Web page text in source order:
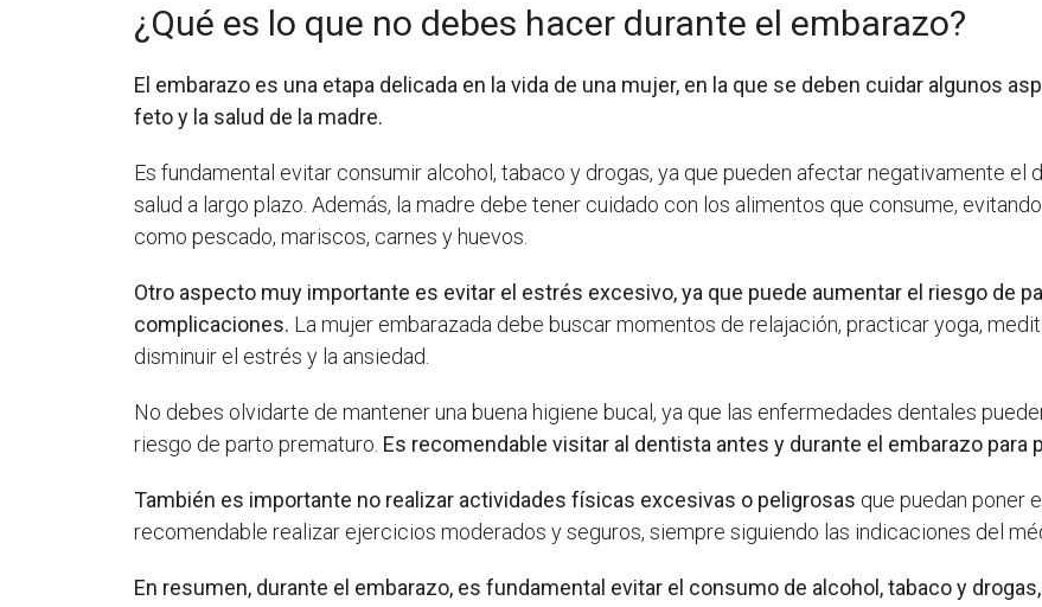
¿Qué es lo que no debes hacer durante el embarazo?
El embarazo es una etapa delicada en la vida de una mujer, en la que se deben cuidar algunos
feto y la salud de la madre.
Es fundamental evitar consumir alcohol, tabaco y drogas, ya que pueden afectar negativamente el
salud a largo plazo. Además, la madre debe tener cuidado con los alimentos que consume,
como pescado, mariscos, carnes y huevos.
Otro aspecto muy importante es evitar el estrés excesivo, ya que puede aumentar el riesgo de
complicaciones. La mujer embarazada debe buscar momentos de relajación, practicar yoga,
disminuir el estrés y la ansiedad.
No debes olvidarte de mantener una buena higiene bucal, ya que las enfermedades dentales
riesgo de parto prematuro. Es recomendable visitar al dentista antes y durante el embarazo para
También es importante no realizar actividades físicas excesivas o peligrosas que puedan poner
recomendable realizar ejercicios moderados y seguros, siempre siguiendo las indicaciones del
En resumen, durante el embarazo, es fundamental evitar el consumo de alcohol, tabaco y